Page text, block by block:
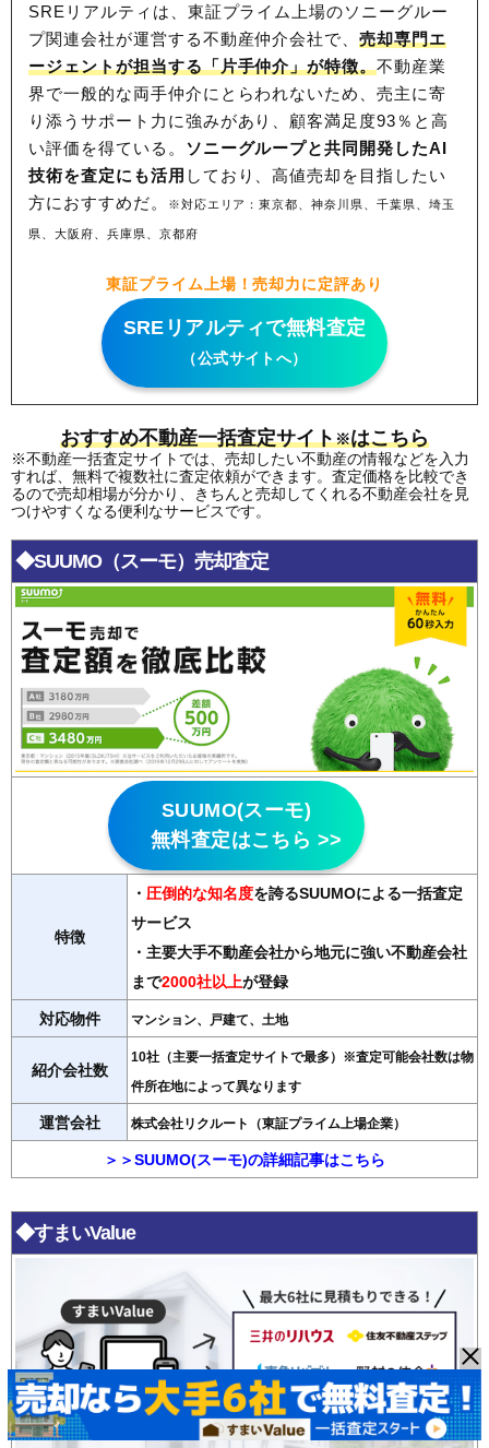
SREリアルティは、東証プライム上場のソニーグルー
プ関連会社が運営する不動産仲介会社で、売却専門エ
ージェントが担当する「片手仲介」が特徴。不動産業
界で一般的な両手仲介にとらわれないため、売主に寄
り添うサポート力に強みがあり、顧客満足度93％と高
い評価を得ている。 ソニーグループと共同開発したAI
技術を査定にも活用 しており、高値売却を目指したい
方におすすめだ。
※対応エリア：東京都、神奈川県、千葉県、埼玉
県、大阪府、兵庫県、京都府
東証プライム上場！売却力に定評あり
SREリアルティで無料査定
（公式サイトへ）
おすすめ不動産一括査定サイト※はこちら
※不動産一括査定サイトでは、売却したい不動産の情報などを入力
すれば、無料で複数社に査定依頼ができます。査定価格を比較でき
るので売却相場が分かり、きちんと売却してくれる不動産会社を見
つけやすくなる便利なサービスです。
◆SUUMO（スーモ）売却査定
SUUMO(スーモ)
無料査定はこちら >>
特徴
・ 圧倒的な知名度を誇るSUUMOによる一括査定
サービス
・主要大手不動産会社から地元に強い不動産会社
まで2000社以上が登録
対応物件 マンション、戸建て、土地
紹介会社数
10社（主要一括査定サイトで最多）※査定可能会社数は物
件所在地によって異なります
運営会社 株式会社リクルート（東証プライム上場企業）
＞＞SUUMO(スーモ)の詳細記事はこちら
◆すまいValue